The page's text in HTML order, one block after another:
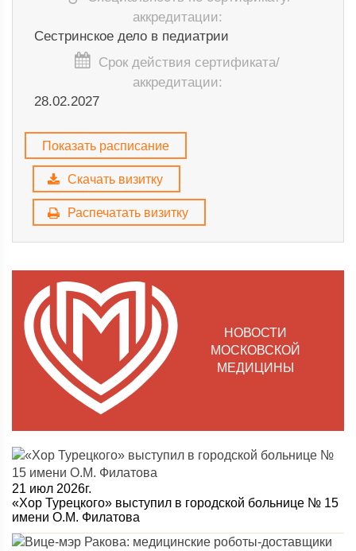
аккредитации:
Сестринское дело в педиатрии
Срок действия сертификата/
аккредитации:
28.02.2027
Показать расписание
Скачать визитку
Распечатать визитку
НОВОСТИ
МОСКОВСКОЙ
МЕДИЦИНЫ
21 июл 2026г.
«Хор Турецкого» выступил в городской больнице № 15
имени О.М. Филатова